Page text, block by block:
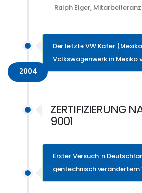
Ralph Elger,
Der letzte VW Käfer
Volkswagenwerk in Mexiko
2004
ZERTIFIZIERUNG
9001
Erster Versuch in
gentechnisch verändertem